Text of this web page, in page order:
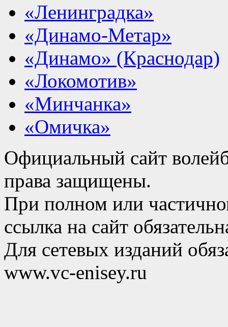
«Ленинградка»
«Динамо-Метар»
«Динамо» (Краснодар)
«Локомотив»
«Минчанка»
«Омичка»
Официальный сайт
права защищены.
При полном или
ссылка на сайт
Для сетевых изданий
www.vc-enisey.ru